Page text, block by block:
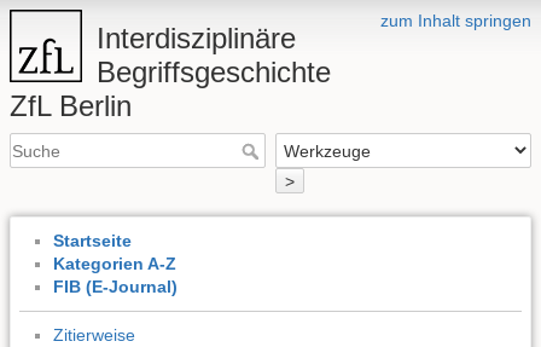
zum Inhalt springen
Interdisziplinäre
Begriffsgeschichte
ZfL Berlin
>
Startseite
Kategorien A-Z
FIB (E-Journal)
Zitierweise